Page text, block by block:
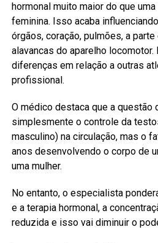
hormonal muito maior do que
feminina. Isso acaba
órgãos, coração, pulmões, a
alavancas do aparelho locomotor.
diferenças em relação a outras
profissional.
O médico destaca que a questão
simplesmente o controle da
masculino) na circulação, mas o
anos desenvolvendo o corpo de
uma mulher.
No entanto, o especialista
e a terapia hormonal, a
reduzida e isso vai diminuir o